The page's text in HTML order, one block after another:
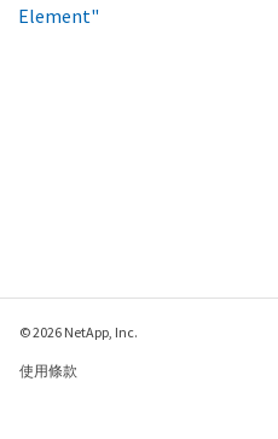
Element"
© 2026 NetApp, Inc.
使用條款